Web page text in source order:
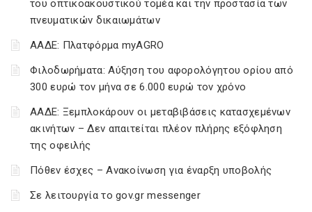
του οπτικοακουστικού τομέα και την προστασία των
πνευματικών δικαιωμάτων
ΑΑΔΕ: Πλατφόρμα myAGRO
Φιλοδωρήματα: Αύξηση του αφορολόγητου ορίου από
300 ευρώ τον μήνα σε 6.000 ευρώ τον χρόνο
ΑΑΔΕ: Ξεμπλοκάρουν οι μεταβιβάσεις κατασχεμένων
ακινήτων – Δεν απαιτείται πλέον πλήρης εξόφληση
της οφειλής
Πόθεν έσχες – Ανακοίνωση για έναρξη υποβολής
Σε λειτουργία το gov.gr messenger